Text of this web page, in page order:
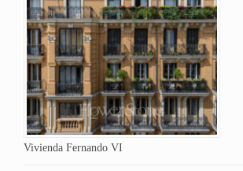
Vivienda Fernando VI